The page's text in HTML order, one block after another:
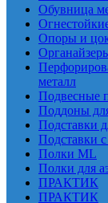
Обувница
Опоры и
металл
Подвесные
Поддоны
Подставки
Подставки
Полки ML
Полки для
ПРАКТИК
ПРАКТИК